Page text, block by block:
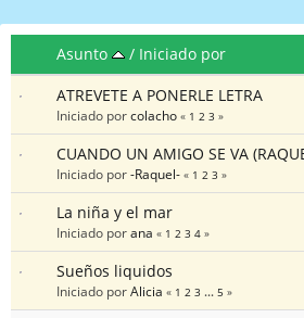
Asunto / Iniciado por
ATREVETE A PONERLE LETRA
Iniciado porcolacho « 1 2 3 »
CUANDO UN AMIGO SE VA
Iniciado por-Raquel- « 1 2 3 »
La niña y el mar
Iniciado porana « 1 2 3 4 »
Sueños liquidos
Iniciado porAlicia « 1 2 3 ... 5 »